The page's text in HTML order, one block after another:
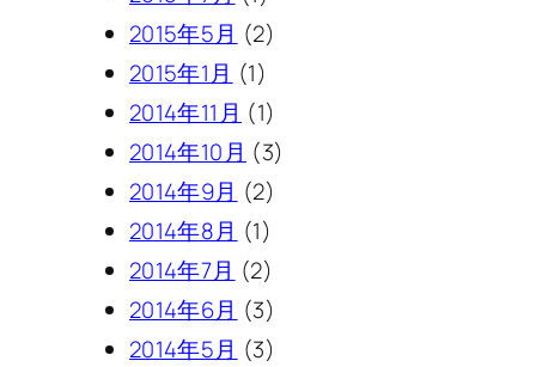
2015年5月 (2)
2015年1月 (1)
2014年11月 (1)
2014年10月 (3)
2014年9月 (2)
2014年8月 (1)
2014年7月 (2)
2014年6月 (3)
2014年5月 (3)